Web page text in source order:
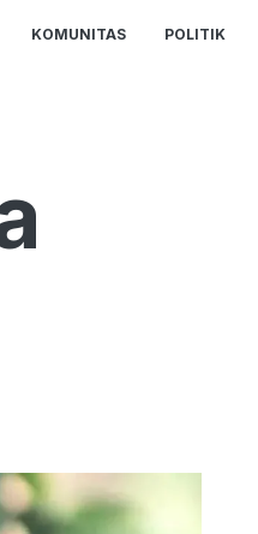
KOMUNITAS POLITIK